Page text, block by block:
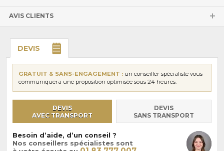
AVIS CLIENTS
DEVIS
GRATUIT & SANS-ENGAGEMENT : un conseiller spécialiste vous
communiquera une proposition optimisée sous 24 heures.
DEVIS
AVEC TRANSPORT
DEVIS
SANS TRANSPORT
Besoin d’aide, d’un conseil ?
Nos conseillers spécialistes sont